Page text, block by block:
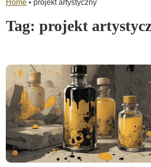
Home • projekt artystyczny
Tag: projekt